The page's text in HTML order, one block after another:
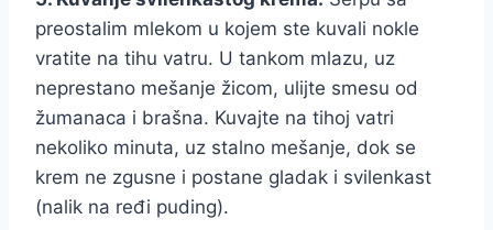
preostalim mlekom u kojem ste kuvali nokle
vratite na tihu vatru. U tankom mlazu, uz
neprestano mešanje žicom, ulijte smesu od
žumanaca i brašna. Kuvajte na tihoj vatri
nekoliko minuta, uz stalno mešanje, dok se
krem ne zgusne i postane gladak i svilenkast
(nalik na ređi puding).